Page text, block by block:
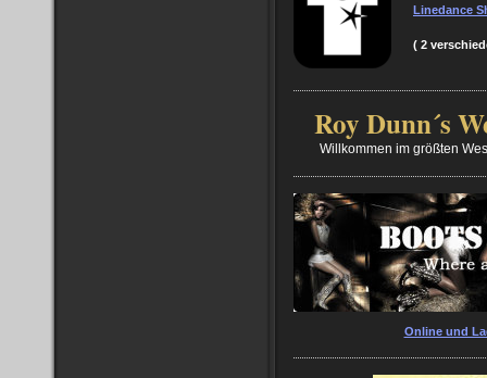
Linedance
( 2
Roy Dunn´s
Willkommen im größten
Online und